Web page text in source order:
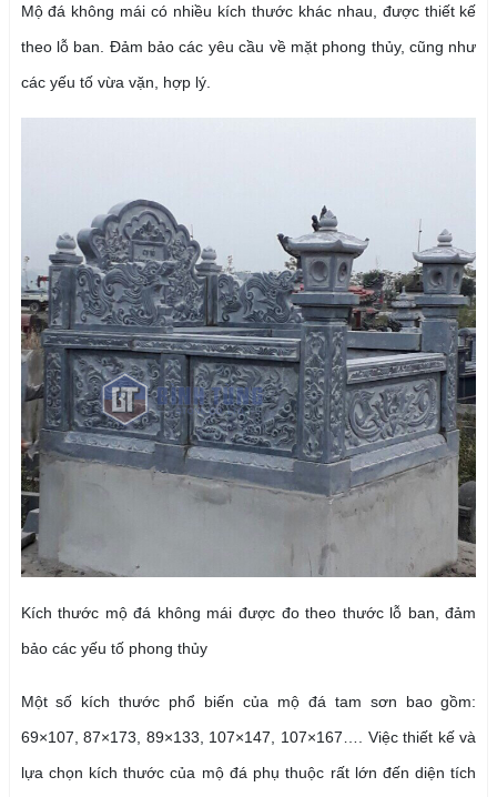
Mộ đá không mái có nhiều kích thước khác nhau, được thiết kế
theo lỗ ban. Đảm bảo các yêu cầu về mặt phong thủy, cũng như
các yếu tố vừa vặn, hợp lý.
Kích thước mộ đá không mái được đo theo thước lỗ ban, đảm
bảo các yếu tố phong thủy
Một số kích thước phổ biến của mộ đá tam sơn bao gồm:
69×107, 87×173, 89×133, 107×147, 107×167…. Việc thiết kế và
lựa chọn kích thước của mộ đá phụ thuộc rất lớn đến diện tích